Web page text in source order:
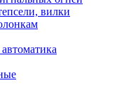
вилки